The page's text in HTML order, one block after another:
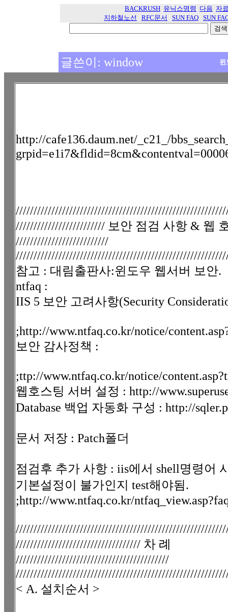
BACKRUSH 유닉스명령 다음 자
지하철노선
RFC문서 SUN FAQ SUN
글쓴이: window 윈
http://cafe136.daum.net/_c21_/
///////////////////////// 보안 점검 사항 & 웹
//////////////////////////
참고 : 대림출판사:윈도우 웹서버 보안.
ntfaq :
IIS 5 보안 고려사항(Security
;http://www.ntfaq.co.kr/notice/
보안 감사정책 :
;ttp://www.ntfaq.co.kr/notice/
웹호스팅 서버 설정 : http://
Database 백업 자동화 구성 : http://
문서 저장 : Patch폴더
점검후 추가 사항 : iis에서 shell명령어
기본설정이 불가인지 test해야됨.
;http://www.ntfaq.co.kr/
/////////////////////////////////// 차 례
///////////////////////////////////////////
< A. 설치순서 >